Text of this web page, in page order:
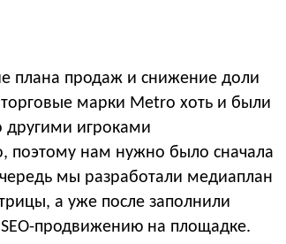
плана продаж и снижение доли
марки Metro хоть и были
другими игроками
поэтому нам нужно было сначала
мы разработали медиаплан
а уже после заполнили
продвижению на площадке.